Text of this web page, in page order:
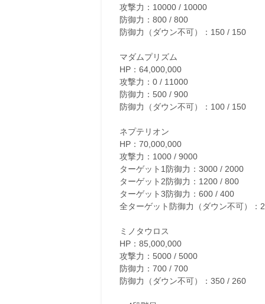
攻撃力：10000 / 10000
防御力：800 / 800
防御力（ダウン不可）：150 / 150
マダムプリズム
HP：64,000,000
攻撃力：0 / 11000
防御力：500 / 900
防御力（ダウン不可）：100 / 150
ネプテリオン
HP：70,000,000
攻撃力：1000 / 9000
ターゲット1防御力：3000 / 2000
ターゲット2防御力：1200 / 800
ターゲット3防御力：600 / 400
全ターゲット防御力（ダウン不可）：
ミノタウロス
HP：85,000,000
攻撃力：5000 / 5000
防御力：700 / 700
防御力（ダウン不可）：350 / 260